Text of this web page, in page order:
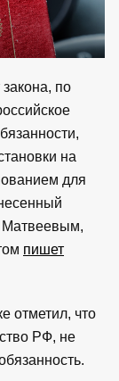
по
на
для
Матвеевым,
пишет
отметил, что
РФ, не